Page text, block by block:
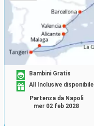
Bambini Gratis
All Inclusive disponibile
Partenza da Napoli
mer 02 feb 2028